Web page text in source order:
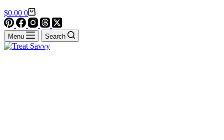
Shopping
cart
$0.00 0
Menu Search